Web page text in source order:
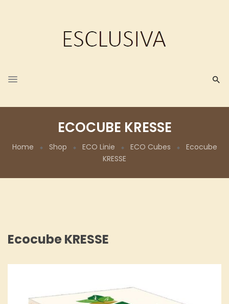
ECOCUBE KRESSE
Home Shop ECO Linie ECO Cubes
Ecocube
KRESSE
Ecocube KRESSE